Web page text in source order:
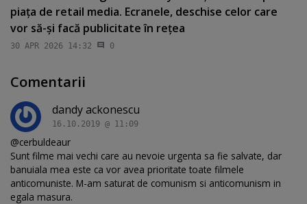
piaţa de retail media. Ecranele, deschise celor care
vor să-şi facă publicitate în reţea
30 APR 2026 14:32 0
Comentarii
dandy ackonescu
16.10.2019 @ 11:09
@cerbuldeaur
Sunt filme mai vechi care au nevoie urgenta sa fie salvate, dar
banuiala mea este ca vor avea prioritate toate filmele
anticomuniste. M-am saturat de comunism si anticomunism in
egala masura.